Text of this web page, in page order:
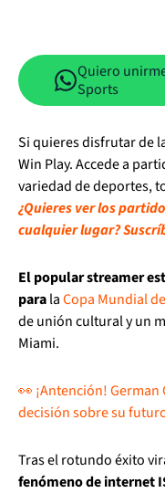
Quiero
Sports
Si quieres disfrutar de
Win Play. Accede a
variedad de deportes,
¿Quieres ver los
cualquier lugar?
El popular streamer
paralaCopa Mundial
de unión cultural y un
Miami.
👀 ¡Antención!
decisión sobre su
Tras el rotundo éxito
fenómeno de internet